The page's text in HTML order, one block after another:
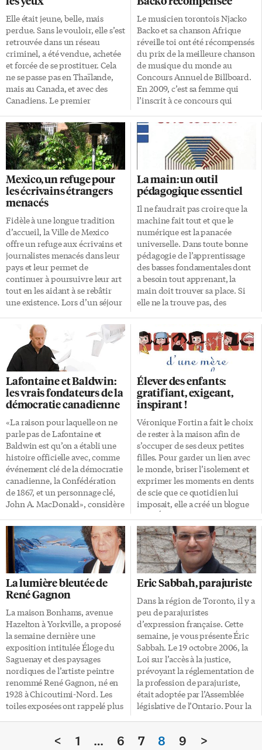
Elle était jeune, belle, mais
perdue. Sans le vouloir, elle s’est
retrouvée dans un réseau
criminel, a été vendue, achetée
et forcée de se prostituer. Cela
ne se passe pas en Thaïlande,
mais au Canada, et avec des
Canadiens. Le premier
prévention dans les centres
sociaux a été publié en 2007,
preuve s’il en fallait que le
Canada n’est pas très en avance
sur la question. Volontairement
ou non, la population ne sait
rien ou presque du
phénomène, même si cela va
changer, notamment grâce à
des personnes comme Hélène
Choquette, qui a réalisé un […]
Le musicien torontois Njacko
Backo et sa chanson Afrique
réveille toi ont été récompensés
du prix de la meilleure chanson
de musique du monde au
Concours Annuel de Billboard.
En 2009, c’est sa femme qui
l’inscrit à ce concours qui
couverture médiatique sans
précédent. Sa plus grande fierté
reste que les paroles et le thème
de sa chanson soient entendus à
travers le monde et surtout en
Afrique. «Cette chanson je l’ai
écrite en Afrique, quand j’y suis
retourné en 2009. Partout le
même désordre, l’insalubrité, la
destruction du continent
viennent de la pollution. Ce que
[…]
Mexico, un refuge pour
les écrivains étrangers
menacés
Fidèle à une longue tradition
d’accueil, la Ville de Mexico
offre un refuge aux écrivains et
journalistes menacés dans leur
pays et leur permet de
continuer à poursuivre leur art
tout en les aidant à se rebâtir
une existence. Lors d’un séjour
fonds Chalmers, je me suis
rendue à Casa Refugio
Citlaltépetl, dans le quartier
vivant et coloré de la Condesa, à
la rencontre d’écrivains
réfugiés. Une expérience forte
qui porte à réfléchir sur les
structures et les pays d’accueil
pour des auteurs menacés. Une
nouvelle vie Fondée en 1999,
grâce aux efforts conjugués
d’écrivains […]
La main: un outil
pédagogique essentiel
Il ne faudrait pas croire que la
machine fait tout et que le
numérique est la panacée
universelle. Dans toute bonne
pédagogie de l’apprentissage
des basses fondamentales dont
a besoin tout apprenant, la
main doit trouver sa place. Si
elle ne la trouve pas, des
type est celui du langage qui se
déroule linéairement. Pour lire,
il faut donc décoder un système
selon un processus linéaire
allant de gauche à droite
(langues européennes), avec
retour «à vide» vers la gauche,
changement de hauteur c’est-à-
dire orientation vers le bas,
pour passer d’une ligne à
l’autre. […]
Lafontaine et Baldwin:
les vrais fondateurs de la
démocratie canadienne
«La raison pour laquelle on ne
parle pas de Lafontaine et
Baldwin est qu’on a établi une
histoire officielle avec, comme
événement clé de la démocratie
canadienne, la Confédération
de 1867, et un personnage clé,
John A. MacDonald», considère
publier Louis-Hippolyte
Lafontaine et Robert Baldwin.
Ce dernier ouvrage du
philosophe et historien traite
d’une partie de l’histoire du
pays peu connue des
Canadiens, mais qui, pour lui,
est particulièrement
importante. Cet ouvrage relate
en même temps une grande
amitié et une collaboration
politique exemplaire entre
deux hommes, l’un anglophone
protestant du Haut-Canada
(aujourd’hui l’Ontario) […]
Élever des enfants:
gratifiant, exigeant,
inspirant !
Véronique Fortin a fait le choix
de rester à la maison afin de
s’occuper de ses deux petites
filles. Pour garder un lien avec
le monde, briser l’isolement et
exprimer les moments en dents
de scie que ce quotidien lui
imposait, elle a créé un blogue
et les Éditions de la Bagnole ont
rassemblé les textes préférés de
l’auteure, plus quelques inédits,
dans un recueil intitulé Journal
irrévérencieux d’une mère
normale. Le franc-parler de
Véronique Fortin a de quoi
ébranler les durs à cuire de la
parentalité. Il s’agit du journal
irrévérencieux d’une mère…
qui aurait avantage à se taire,
[…]
La lumière bleutée de
René Gagnon
La maison Bonhams, avenue
Hazelton à Yorkville, a proposé
la semaine dernière une
exposition intitulée Éloge du
Saguenay et des paysages
nordiques de l’artiste peintre
renommé René Gagnon, né en
1928 à Chicoutimi-Nord. Les
toiles exposées ont rappelé plus
minutieuse de la nature,
Eric Sabbah, parajuriste
Dans la région de Toronto, il y a
peu de parajuristes
d’expression française. Cette
semaine, je vous présente Éric
Sabbah. Le 19 octobre 2006, la
Loi sur l’accès à la justice,
prévoyant la réglementation de
la profession de parajuriste,
était adoptée par l’Assemblée
législative de l’Ontario. Pour la
suivre une formation, de
< 1 … 6 7 8 9 >